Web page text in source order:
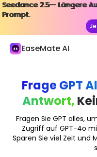
Seedance 2.5— Längere
Prompt.
Seedance 2.5— Längere
Prompt.
EaseMate AI
Studium und Arbeit
KI-Chat
KI-Studie & Forschung
KI-Autor
KI-Dukument
Frage GPT
Antwort,
Fragen Sie GPT alles,
Zugriff auf GPT-4o
Sparen Sie viel Zeit und